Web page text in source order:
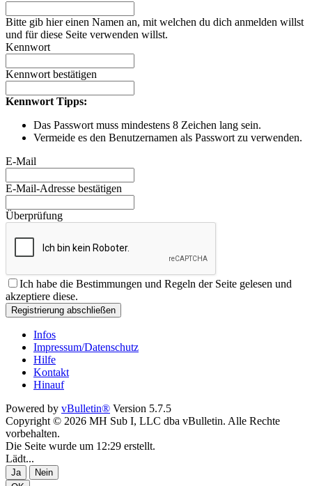
Bitte gib hier einen Namen an, mit welchen du dich anmelden willst
und für diese Seite verwenden willst.
Kennwort
Kennwort bestätigen
Kennwort Tipps:
Das Passwort muss mindestens 8 Zeichen lang sein.
Vermeide es den Benutzernamen als Passwort zu verwenden.
E-Mail
E-Mail-Adresse bestätigen
Überprüfung
Ich habe die Bestimmungen und Regeln der Seite gelesen und
akzeptiere diese.
Registrierung abschließen
Infos
Impressum/Datenschutz
Hilfe
Kontakt
Hinauf
Powered by vBulletin® Version 5.7.5
Copyright © 2026 MH Sub I, LLC dba vBulletin. Alle Rechte
vorbehalten.
Die Seite wurde um 12:29 erstellt.
Lädt...
Ja
Nein